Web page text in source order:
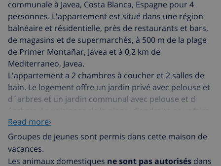
communale à Javea, Costa Blanca, Espagne pour 4
personnes. L'appartement est situé dans une région
balnéaire et résidentielle, près de restaurants et bars,
de magasins et de supermarchés, à 500 m de la plage
de Primer Montañar, Javea et à 0,2 km de
Mediterraneo, Javea.
L'appartement a 2 chambres à coucher et 2 salles de
bain. Le logement offre un jardin privé avec pelouse et
d´arbres et un jardin communal avec pelouse et d
´arbres. Le voisinage de la plage, d'endroits pour faire
du shopping, d'activités sportives, de lieux de
divertissement, d'endroits pour sortir, d'attractions et
de culture rend cet appartement un logement
convenable pour passer les vacances en Espagne avec
Read more›
Groupes de jeunes sont permis dans cette maison de
vacances.
Les animaux domestiques ne sont pas autorisés dans